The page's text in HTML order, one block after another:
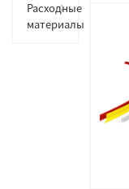
Расходные
материалы